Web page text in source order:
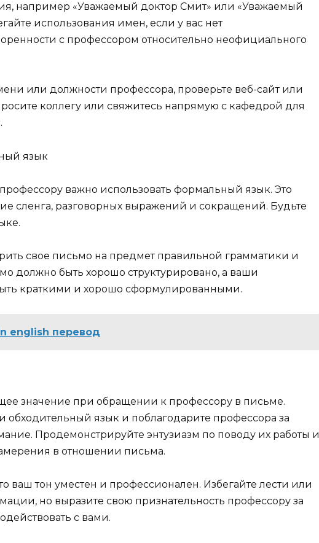
например «Уважаемый доктор Смит» или «Уважаемый
использования имен, если у вас нет
с профессором относительно неофициального
или должности профессора, проверьте веб-сайт или
коллегу или свяжитесь напрямую с кафедрой для
язык
важно использовать формальный язык. Это
сленга, разговорных выражений и сокращений. Будьте
свое письмо на предмет правильной грамматики и
должно быть хорошо структурировано, а ваши
краткими и хорошо сформулированными.
english перевод
значение при обращении к профессору в письме.
обходительный язык и поблагодарите профессора за
Продемонстрируйте энтузиазм по поводу их работы и
в отношении письма.
ваш тон уместен и профессионален. Избегайте лести или
но выразите свою признательность профессору за
с вами.